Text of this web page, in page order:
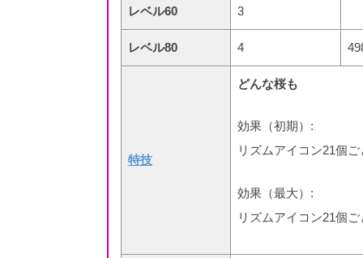
レベル60 3
レベル80 4
特技
どんな桜も
効果（初期）:
リズムアイコン21個
効果（最大）:
リズムアイコン21個